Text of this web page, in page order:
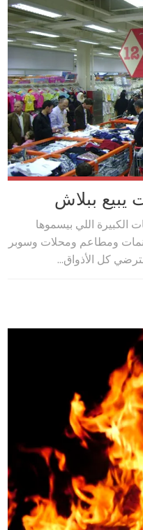
ببلاش
اللي بيسموها
ومطاعم ومحلات وسوبر
كل الأذواق...